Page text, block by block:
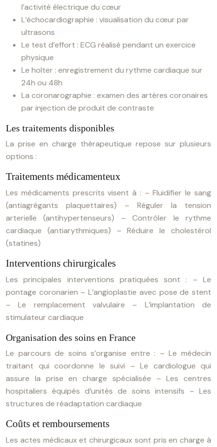
l’activité électrique du cœur
L’échocardiographie : visualisation du cœur par
ultrasons
Le test d’effort : ECG réalisé pendant un exercice
physique
Le holter : enregistrement du rythme cardiaque sur
24h ou 48h
La coronarographie : examen des artères coronaires
par injection de produit de contraste
Les traitements disponibles
La prise en charge thérapeutique repose sur plusieurs
options :
Traitements médicamenteux
Les médicaments prescrits visent à : – Fluidifier le sang
(antiagrégants plaquettaires) – Réguler la tension
arterielle (antihypertenseurs) – Contrôler le rythme
cardiaque (antiarythmiques) – Réduire le cholestérol
(statines)
Interventions chirurgicales
Les principales interventions pratiquées sont : – Le
pontage coronarien – L’angioplastie avec pose de stent
– Le remplacement valvulaire – L’implantation de
stimulateur cardiaque
Organisation des soins en France
Le parcours de soins s’organise entre : – Le médecin
traitant qui coordonne le suivi – Le cardiologue qui
assure la prise en charge spécialisée – Les centres
hospitaliers équipés d’unités de soins intensifs – Les
structures de réadaptation cardiaque
Coûts et remboursements
Les actes médicaux et chirurgicaux sont pris en charge à